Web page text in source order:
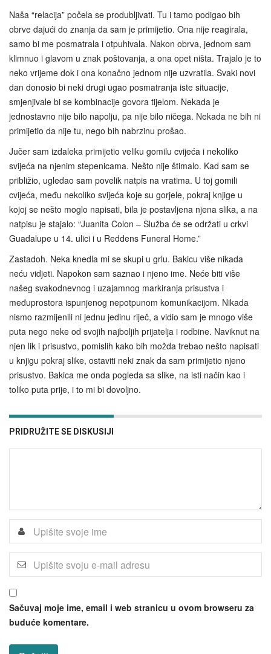
Naša “relacija” počela se produbljivati. Tu i tamo podigao bih
obrve dajući do znanja da sam je primijetio. Ona nije reagirala,
samo bi me posmatrala i otpuhivala. Nakon obrva, jednom sam
klimnuo i glavom u znak poštovanja, a ona opet ništa. Trajalo je to
neko vrijeme dok i ona konačno jednom nije uzvratila. Svaki novi
dan donosio bi neki drugi ugao posmatranja iste situacije,
smjenjivale bi se kombinacije govora tijelom. Nekada je
jednostavno nije bilo napolju, pa nije bilo ničega. Nekada ne bih ni
primijetio da nije tu, nego bih nabrzinu prošao.
Jučer sam izdaleka primijetio veliku gomilu cvijeća i nekoliko
svijeća na njenim stepenicama. Nešto nije štimalo. Kad sam se
približio, ugledao sam povelik natpis na vratima. U toj gomili
cvijeća, među nekoliko svijeća koje su gorjele, pokraj knjige u
kojoj se nešto moglo napisati, bila je postavljena njena slika, a na
natpisu je stajalo: “Juanita Colon – Služba će se održati u crkvi
Guadalupe u 14. ulici i u Reddens Funeral Home.”
Zastadoh. Neka knedla mi se skupi u grlu. Bakicu više nikada
neću vidjeti. Napokon sam saznao i njeno ime. Neće biti više
našeg svakodnevnog i uzajamnog markiranja prisustva i
međuprostora ispunjenog nepotpunom komunikacijom. Nikada
nismo razmijenili ni jednu jedinu riječ, a vidio sam je mnogo više
puta nego neke od svojih najboljih prijatelja i rodbine. Naviknut na
njen lik i prisustvo, pomislih kako bih možda trebao nešto napisati
u knjigu pokraj slike, ostaviti neki znak da sam primijetio njeno
prisustvo. Bakica me onda pogleda sa slike, na isti način kao i
toliko puta prije, i to mi bi dovoljno.
PRIDRUŽITE SE DISKUSIJI
Sačuvaj moje ime, email i web stranicu u ovom browseru za
buduće komentare.